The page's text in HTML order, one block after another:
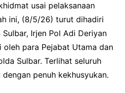
usai pelaksanaan
ini, (8/5/26) turut dihadiri
Irjen Pol Adi Deriyan
para Pejabat Utama dan
Sulbar. Terlihat seluruh
penuh kekhusyukan.